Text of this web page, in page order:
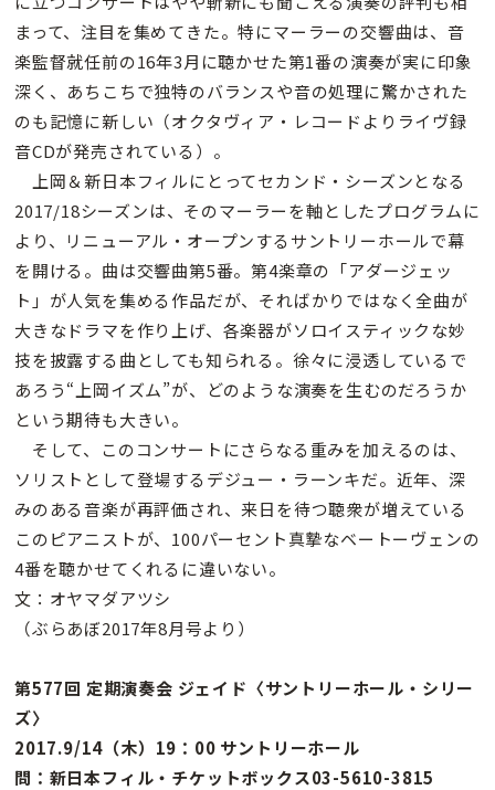
まって、注目を集めてきた。特にマーラーの交響曲は、音
楽監督就任前の16年3月に聴かせた第1番の演奏が実に印象
深く、あちこちで独特のバランスや音の処理に驚かされた
のも記憶に新しい（オクタヴィア・レコードよりライヴ録
音CDが発売されている）。
上岡＆新日本フィルにとってセカンド・シーズンとなる
2017/18シーズンは、そのマーラーを軸としたプログラムに
より、リニューアル・オープンするサントリーホールで幕
を開ける。曲は交響曲第5番。第4楽章の「アダージェッ
ト」が人気を集める作品だが、そればかりではなく全曲が
大きなドラマを作り上げ、各楽器がソロイスティックな妙
技を披露する曲としても知られる。徐々に浸透しているで
あろう“上岡イズム”が、どのような演奏を生むのだろうか
という期待も大きい。
そして、このコンサートにさらなる重みを加えるのは、
ソリストとして登場するデジュー・ラーンキだ。近年、深
みのある音楽が再評価され、来日を待つ聴衆が増えている
このピアニストが、100パーセント真摯なベートーヴェンの
4番を聴かせてくれるに違いない。
文：オヤマダアツシ
（ぶらあぼ2017年8月号より）
第577回 定期演奏会 ジェイド〈サントリーホール・シリー
ズ〉
2017.9/14（木）19：00 サントリーホール
問：新日本フィル・チケットボックス03-5610-3815